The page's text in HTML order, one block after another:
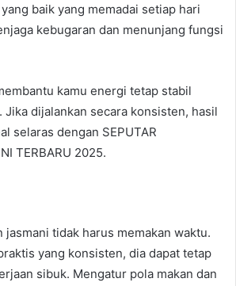
baik yang memadai setiap hari
kebugaran dan menunjang fungsi
kamu energi tetap stabil
Jika dijalankan secara konsisten, hasil
selaras dengan SEPUTAR
TERBARU 2025.
jasmani tidak harus memakan waktu.
yang konsisten, dia dapat tetap
sibuk. Mengatur pola makan dan